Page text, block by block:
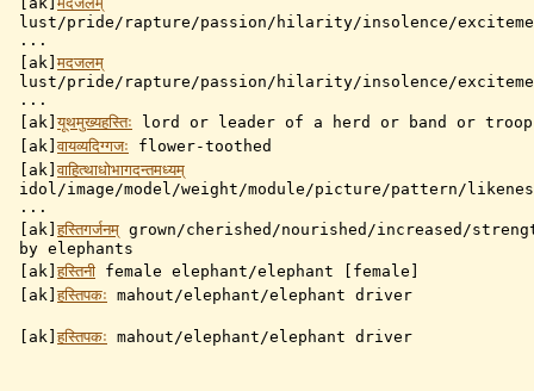
lust/pride/rapture/passion/hilarity/insolence/
...
[ak]मदजलम्
lust/pride/rapture/passion/hilarity/insolence/
...
[ak]यूथमुख्यहस्तिः lord or leader of a herd or band or troop
[ak]वायव्यदिग्गजः flower-toothed
[ak]वाहित्थाधोभागदन्तमध्यम्
idol/image/model/weight/module/picture/pattern/
...
[ak]हस्तिगर्जनम् grown/cherished/nourished/increased/
by elephants
[ak]हस्तिनी female elephant/elephant [female]
[ak]हस्तिपकः mahout/elephant/elephant driver
[ak]हस्तिपकः mahout/elephant/elephant driver